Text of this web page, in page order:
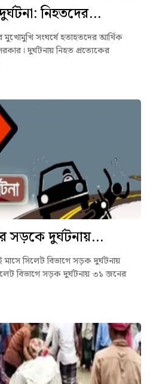
নিহতদের...
মুখোমুখি সংঘর্ষে হতাহতদের আর্থিক
দুর্ঘটনায় নিহত প্রত্যেকের
সড়কে দুর্ঘটনায়...
সিলেট বিভাগে সড়ক দুর্ঘটনায়
বিভাগে সড়ক দুর্ঘটনায় ৩১ জনের